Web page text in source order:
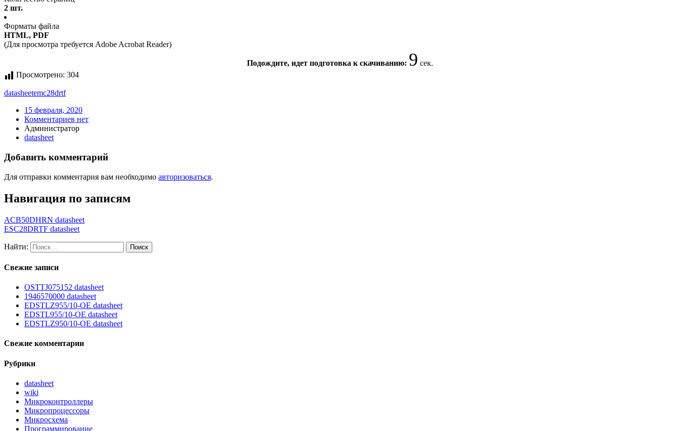
2 шт.
Форматы файла
HTML, PDF
(Для просмотра требуется Adobe Acrobat Reader)
Подождите, идет подготовка к скачиванию: 9 сек.
Просмотрено: 304
datasheetemc28drtf
15 февраля, 2020
Комментариев нет
Администратор
datasheet
Добавить комментарий
Для отправки комментария вам необходимо авторизоваться.
Навигация по записям
ACB50DHRN datasheet
ESC28DRTF datasheet
Найти:
Свежие записи
OSTTJ075152 datasheet
1946570000 datasheet
EDSTLZ955/10-OE datasheet
EDSTL955/10-OE datasheet
EDSTLZ950/10-OE datasheet
Свежие комментарии
Рубрики
datasheet
wiki
Микроконтроллеры
Микропроцессоры
Микросхема
Программирование